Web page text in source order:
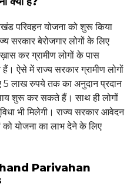
परिवहन योजना को शुरू किया
सरकार बेरोजगार लोगों के लिए
कर ग्रामीण लोगों के पास
ऐसे में राज्य सरकार ग्रामीण लोगों
5 लाख रुपये तक का अनुदान प्रदान
शुरू कर सकते हैं। साथ ही लोगों
भी मिलेगी। राज्य सरकार आवेदन
योजना का लाभ देने के लिए
Parivahan